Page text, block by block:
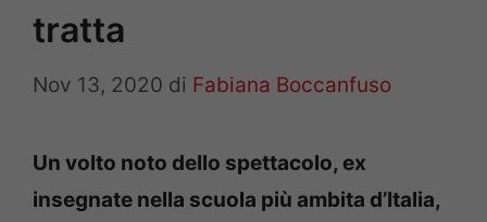
tratta
Nov 13, 2020 di Fabiana Boccanfuso
Un volto noto dello spettacolo, ex
insegnate nella scuola più ambita d’Italia,